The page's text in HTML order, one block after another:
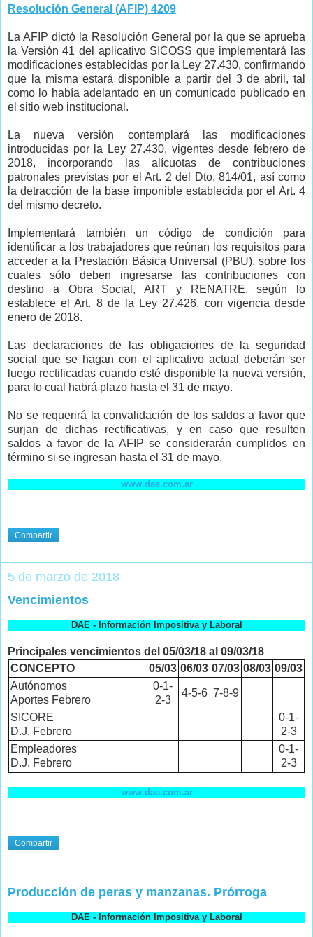
Resolución General (AFIP) 4209
La AFIP dictó la Resolución General por la que se aprueba
la Versión 41 del aplicativo SICOSS que implementará las
modificaciones establecidas por la Ley 27.430, confirmando
que la misma estará disponible a partir del 3 de abril, tal
como lo había adelantado en un comunicado publicado en
el sitio web institucional.
La nueva versión contemplará las modificaciones
introducidas por la Ley 27.430, vigentes desde febrero de
2018, incorporando las alícuotas de contribuciones
patronales previstas por el Art. 2 del Dto. 814/01, así como
la detracción de la base imponible establecida por el Art. 4
del mismo decreto.
Implementará también un código de condición para
identificar a los trabajadores que reúnan los requisitos para
acceder a la Prestación Básica Universal (PBU), sobre los
cuales sólo deben ingresarse las contribuciones con
destino a Obra Social, ART y RENATRE, según lo
establece el Art. 8 de la Ley 27.426, con vigencia desde
enero de 2018.
Las declaraciones de las obligaciones de la seguridad
social que se hagan con el aplicativo actual deberán ser
luego rectificadas cuando esté disponible la nueva versión,
para lo cual habrá plazo hasta el 31 de mayo.
No se requerirá la convalidación de los saldos a favor que
surjan de dichas rectificativas, y en caso que resulten
saldos a favor de la AFIP se considerarán cumplidos en
término si se ingresan hasta el 31 de mayo.
www.dae.com.ar
Compartir
5 de marzo de 2018
Vencimientos
DAE - Información Impositiva y Laboral
Principales vencimientos del 05/03/18 al 09/03/18
CONCEPTO
05/03 06/03 07/03 08/03 09/03
Autónomos
Aportes Febrero
0-1-
2-3
4-5-6 7-8-9
SICORE
D.J. Febrero
0-1-
2-3
Empleadores
D.J. Febrero
0-1-
2-3
www.dae.com.ar
Compartir
Producción de peras y manzanas. Prórroga
DAE - Información Impositiva y Laboral